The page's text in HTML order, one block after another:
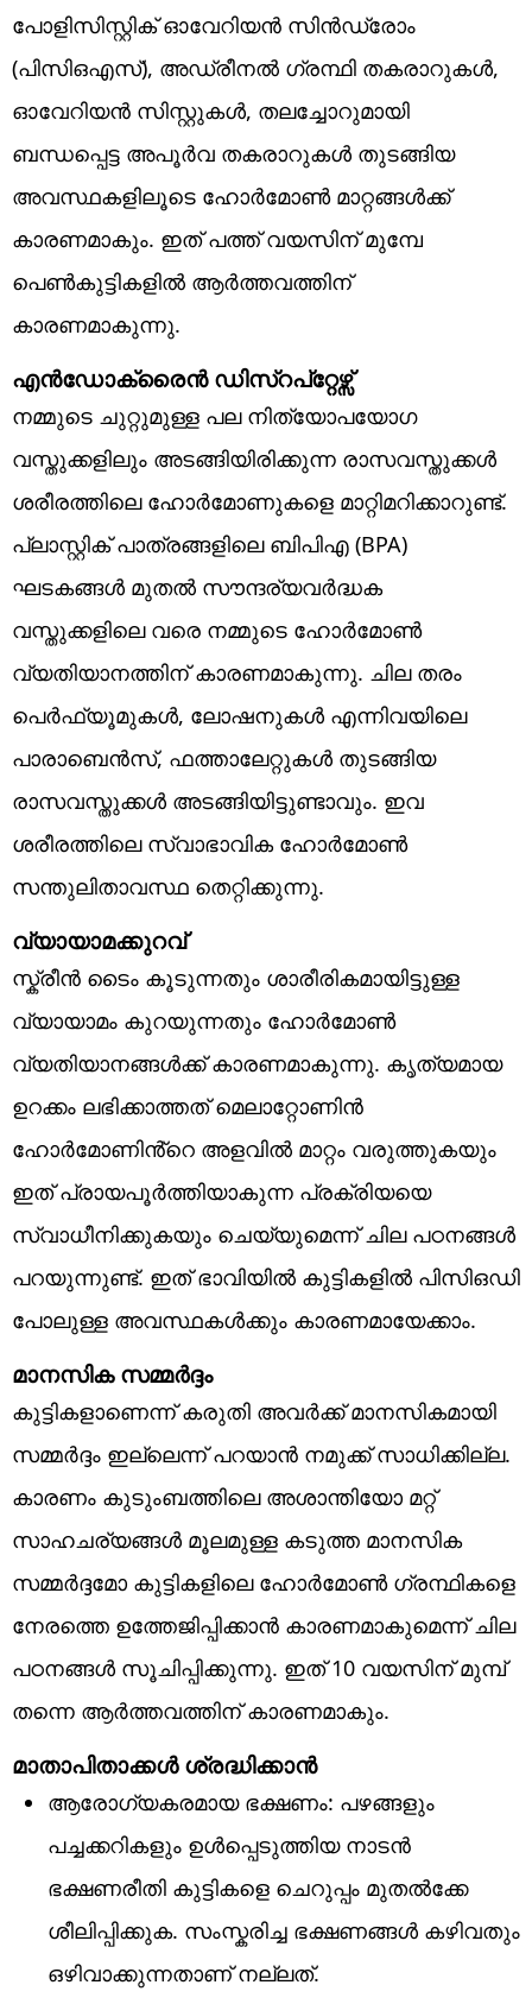
പോളിസിസ്റ്റിക് ഓവേറിയൻ സിൻഡ്രോം
(പിസിഒഎസ്), അഡ്രീനൽ ഗ്രന്ഥി തകരാറുകൾ,
ഓവേറിയൻ സിസ്റ്റുകൾ, തലച്ചോറുമായി
ബന്ധപ്പെട്ട അപൂർവ തകരാറുകൾ തുടങ്ങിയ
അവസ്ഥകളിലൂടെ ഹോർമോൺ മാറ്റങ്ങൾക്ക്
കാരണമാകും. ഇത് പത്ത് വയസിന് മുമ്പേ
പെൺകുട്ടികളിൽ ആർത്തവത്തിന്
കാരണമാകുന്നു.
എൻഡോക്രൈൻ ഡിസ്‌റപ്റ്റേഴ്സ്
നമ്മുടെ ചുറ്റുമുള്ള പല നിത്യോപയോഗ
വസ്തുക്കളിലും അടങ്ങിയിരിക്കുന്ന രാസവസ്തുക്കൾ
ശരീരത്തിലെ ഹോർമോണുകളെ മാറ്റിമറിക്കാറുണ്ട്.
പ്ലാസ്റ്റിക് പാത്രങ്ങളിലെ ബിപിഎ (BPA)
ഘടകങ്ങൾ മുതൽ സൗന്ദര്യവർദ്ധക
വസ്തുക്കളിലെ വരെ നമ്മുടെ ഹോർമോൺ
വ്യതിയാനത്തിന് കാരണമാകുന്നു. ചില തരം
പെർഫ്യൂമുകൾ, ലോഷനുകൾ എന്നിവയിലെ
പാരാബെൻസ്, ഫത്താലേറ്റുകൾ തുടങ്ങിയ
രാസവസ്തുക്കൾ അടങ്ങിയിട്ടുണ്ടാവും. ഇവ
ശരീരത്തിലെ സ്വാഭാവിക ഹോർമോൺ
സന്തുലിതാവസ്ഥ തെറ്റിക്കുന്നു.
വ്യായാമക്കുറവ്
സ്ക്രീൻ ടൈം കൂടുന്നതും ശാരീരികമായിട്ടുള്ള
വ്യായാമം കുറയുന്നതും ഹോർമോൺ
വ്യതിയാനങ്ങൾക്ക് കാരണമാകുന്നു. കൃത്യമായ
ഉറക്കം ലഭിക്കാത്തത് മെലാറ്റോണിൻ
ഹോർമോണിൻ്റെ അളവിൽ മാറ്റം വരുത്തുകയും
ഇത് പ്രായപൂർത്തിയാകുന്ന പ്രക്രിയയെ
സ്വാധീനിക്കുകയും ചെയ്യുമെന്ന് ചില പഠനങ്ങൾ
പറയുന്നുണ്ട്. ഇത് ഭാവിയിൽ കുട്ടികളിൽ പിസിഒഡി
പോലുള്ള അവസ്ഥകൾക്കും കാരണമായേക്കാം.
മാനസിക സമ്മർദ്ദം
കുട്ടികളാണെന്ന് കരുതി അവർക്ക് മാനസികമായി
സമ്മർദ്ദം ഇല്ലെന്ന് പറയാൻ നമുക്ക് സാധിക്കില്ല.
കാരണം കുടുംബത്തിലെ അശാന്തിയോ മറ്റ്
സാഹചര്യങ്ങൾ മൂലമുള്ള കടുത്ത മാനസിക
സമ്മർദ്ദമോ കുട്ടികളിലെ ഹോർമോൺ ഗ്രന്ഥികളെ
നേരത്തെ ഉത്തേജിപ്പിക്കാൻ കാരണമാകുമെന്ന് ചില
പഠനങ്ങൾ സൂചിപ്പിക്കുന്നു. ഇത് 10 വയസിന് മുമ്പ്
തന്നെ ആർത്തവത്തിന് കാരണമാകും.
മാതാപിതാക്കൾ ശ്രദ്ധിക്കാൻ
ആരോഗ്യകരമായ ഭക്ഷണം: പഴങ്ങളും
പച്ചക്കറികളും ഉൾപ്പെടുത്തിയ നാടൻ
ഭക്ഷണരീതി കുട്ടികളെ ചെറുപ്പം മുതൽക്കേ
ശീലിപ്പിക്കുക. സംസ്കരിച്ച ഭക്ഷണങ്ങൾ കഴിവതും
ഒഴിവാക്കുന്നതാണ് നല്ലത്.